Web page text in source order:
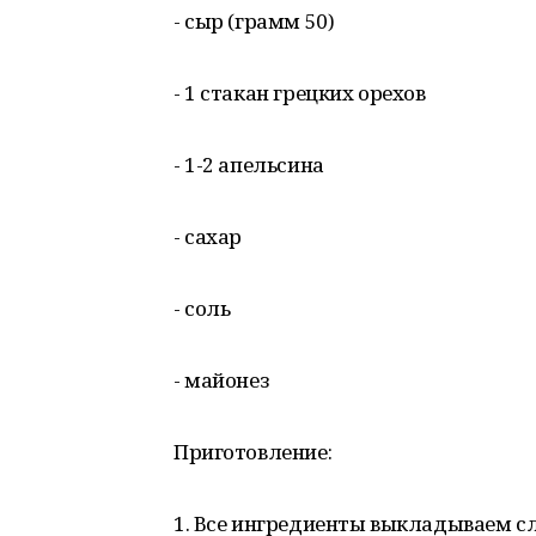
- сыр (грамм 50)
- 1 стакан грецких орехов
- 1-2 апельсина
- сахар
- соль
- майонез
Приготовление:
1. Все ингредиенты выкладываем